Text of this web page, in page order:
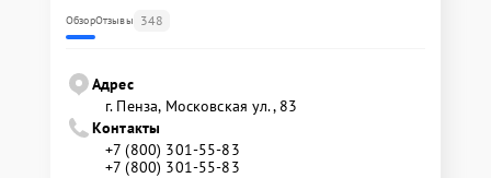
ОбзорОтзывы 348
Адрес
г. Пенза, Московская ул., 83
Контакты
+7 (800) 301-55-83
+7 (800) 301-55-83